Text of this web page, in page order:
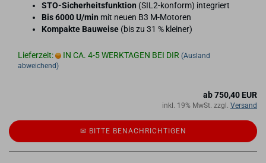
STO-​Sicherheitsfunktion (SIL2-​konform) in­te­griert
Bis 6000 U/min mit neuen B3 M-​Motoren
Kom­pak­te Bau­wei­se (bis zu 31 % klei­ner)
Lieferzeit: IN CA. 4-5 WERKTAGEN BEI DIR (Ausland
abweichend)
ab 750,40 EUR
inkl. 19% MwSt. zzgl. Versand
✉ BITTE BE­NACH­RICH­TI­GEN